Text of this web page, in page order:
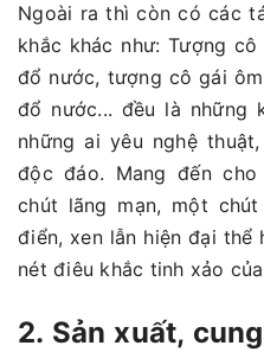
Ngoài ra thì còn có các
khắc khác như: Tượng
đổ nước, tượng cô gái
đổ nước... đều là những
những ai yêu nghệ
độc đáo. Mang đến
chút lãng mạn, một
điển, xen lẫn hiện đại thể
nét điêu khắc tinh xảo
2. Sản xuất,